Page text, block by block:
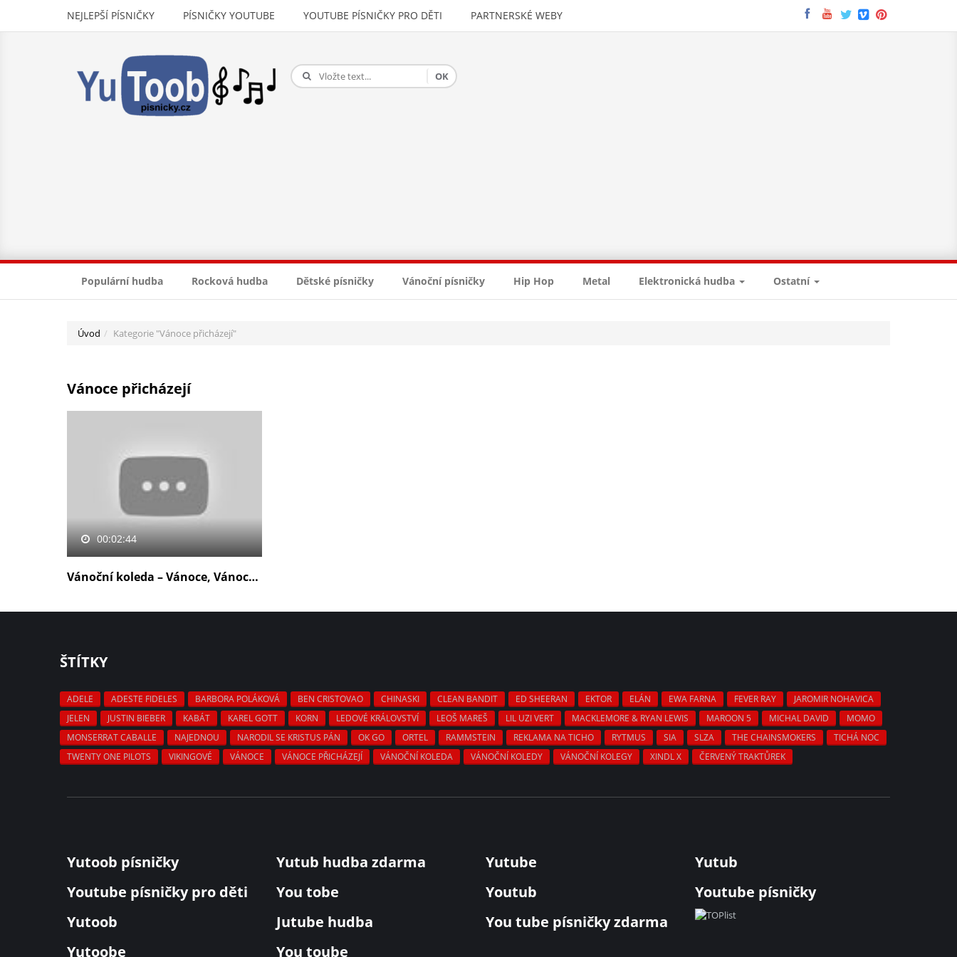
NEJLEPŠÍ PÍSNIČKY PÍSNIČKY YOUTUBE YOUTUBE PÍSNIČKY PRO DĚTI PARTNERSKÉ WEBY
Populární hudba Rocková hudba Dětské písničky Vánoční písničky Hip Hop Metal Elektronická hudba Ostatní
Úvod Kategorie "Vánoce přicházejí"
Vánoce přicházejí
00:02:44
Vánoční koleda – Vánoce, Vánoce přicházejí
ŠTÍTKY
ADELE ADESTE FIDELES BARBORA POLÁKOVÁ BEN CRISTOVAO CHINASKI CLEAN BANDIT ED SHEERAN EKTOR ELÁN EWA FARNA FEVER RAY
JAROMIR NOHAVICA
JELEN
JUSTIN BIEBER KABÁT KAREL GOTT KORN LEDOVÉ KRÁLOVSTVÍ LEOŠ MAREŠ LIL UZI VERT MACKLEMORE & RYAN LEWIS MAROON 5 MICHAL DAVID
MOMO
MONSERRAT CABALLE
NAJEDNOU NARODIL SE KRISTUS PÁN OK GO ORTEL RAMMSTEIN REKLAMA NA TICHO RYTMUS SIA SLZA THE CHAINSMOKERS
TICHÁ NOC
TWENTY ONE PILOTS
VIKINGOVÉ VÁNOCE VÁNOCE PŘICHÁZEJÍ VÁNOČNÍ KOLEDA VÁNOČNÍ KOLEDY VÁNOČNÍ KOLEGY XINDL X ČERVENÝ TRAKTŮREK
Yutoob písničky
Youtube písničky pro děti
Yutoob
Yutoobe
Yutub hudba zdarma
You tobe
Jutube hudba
You toube
Yutube
Youtub
You tube písničky zdarma
Yutub
Youtube písničky